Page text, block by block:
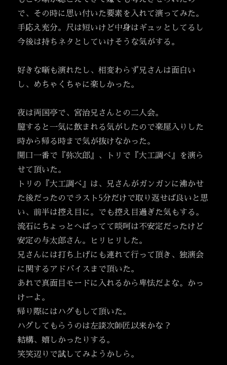
で、その時に思い付いた要素を入れて演ってみた。
手応え充分。尺は短いけど中身はギュッとしてるし
今後は持ちネタとしていけそうな気がする。
好きな噺も演れたし、相変わらず兄さんは面白い
し、めちゃくちゃに楽しかった。
夜は両国亭で、宮治兄さんとの二人会。
臆すると一気に飲まれる気がしたので楽屋入りした
時から帰る時まで気が抜けなかった。
開口一番で『弥次郎』、トリで『大工調べ』を演ら
せて頂いた。
トリの『大工調べ』は、兄さんがガンガンに沸かせ
た後だったのでラスト5分だけで取り返せば良いと思
い、前半は控え目に。でも控え目過ぎた気もする。
流石にちょっとへばってて啖呵は不安定だったけど
安定の与太郎さん。ヒリヒリした。
兄さんには打ち上げにも連れて行って頂き、独演会
に関するアドバイスまで頂いた。
あれで真面目モードに入れるから卑怯だよな。かっ
けーよ。
帰り際にはハグもして頂いた。
ハグしてもらうのは左談次師匠以来かな？
結構、嬉しかったりする。
笑笑辺りで試してみようかしら。